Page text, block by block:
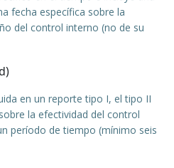
fecha específica sobre la
del control interno (no de su
en un reporte tipo I, el tipo II
la efectividad del control
período de tiempo (mínimo seis